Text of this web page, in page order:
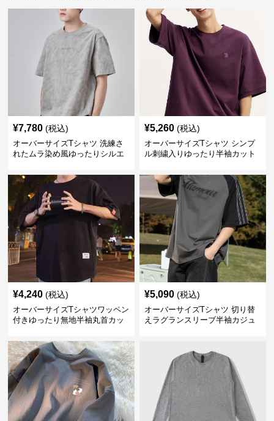
¥7,780 (税込)
オーバーサイズTシャツ 洗練さ
れたムラ染め風ゆったりシルエ
¥5,260 (税込)
オーバーサイズTシャツ シンプ
ル刺繍入りゆったり半袖カット
¥4,240 (税込)
オーバーサイズTシャツワッペン
付きゆったり無地半袖丸首カッ
¥5,090 (税込)
オーバーサイズTシャツ 切り替
えラグランスリーブ半袖カジュ